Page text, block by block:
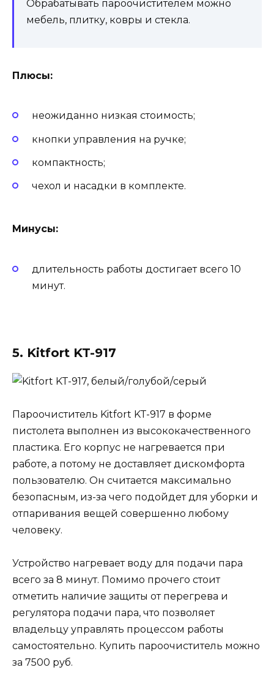
Обрабатывать пароочистителем можно
мебель, плитку, ковры и стекла.
Плюсы:
неожиданно низкая стоимость;
кнопки управления на ручке;
компактность;
чехол и насадки в комплекте.
Минусы:
длительность работы достигает всего 10
минут.
5. Kitfort KT-917
Пароочиститель Kitfort KT-917 в форме
пистолета выполнен из высококачественного
пластика. Его корпус не нагревается при
работе, а потому не доставляет дискомфорта
пользователю. Он считается максимально
безопасным, из-за чего подойдет для уборки и
отпаривания вещей совершенно любому
человеку.
Устройство нагревает воду для подачи пара
всего за 8 минут. Помимо прочего стоит
отметить наличие защиты от перегрева и
регулятора подачи пара, что позволяет
владельцу управлять процессом работы
самостоятельно. Купить пароочиститель можно
за 7500 руб.